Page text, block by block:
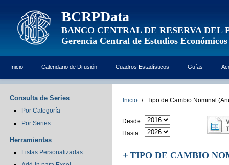
BCRPData
BANCO CENTRAL DE RESERVA DEL
Gerencia Central de Estudios Económicos
Inicio Calendario de Difusión Cuadros Estadísticos Guías
Consulta de Series
Por Categoría
Por Series
Herramientas
Listas Personalizadas
Inicio / Tipo de Cambio Nominal
Desde:
Hasta:
TIPO DE CAMBIO